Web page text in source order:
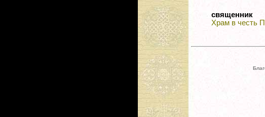
священник
Храм в честь